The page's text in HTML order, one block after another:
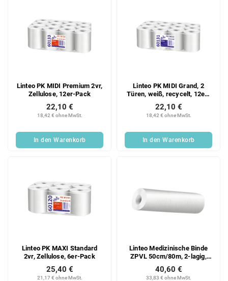
Linteo PK MIDI Premium 2vr,
Zellulose, 12er-Pack
18,42 € ohne MwSt.
22,10 €
In den Warenkorb
Linteo PK MIDI Grand, 2
Türen, weiß, recycelt, 12er-
18,42 € ohne MwSt.
22,10 €
In den Warenkorb
Linteo PK MAXI Standard
2vr, Zellulose, 6er-Pack
21,17 € ohne MwSt.
25,40 €
Linteo Medizinische Binde
ZPVL 50cm/80m, 2-lagig,
33,83 € ohne MwSt.
40,60 €